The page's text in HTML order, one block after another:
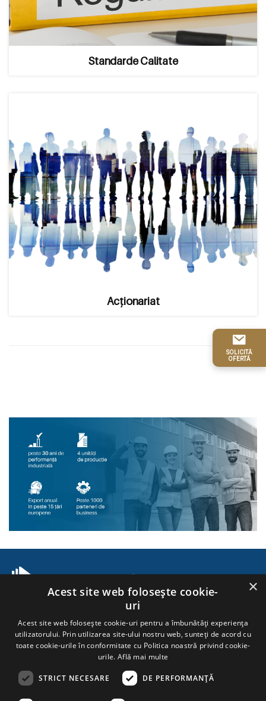
SOLICITĂ
OFERTĂ
Standarde Calitate
Acționariat
TeraSteel este un producător strategic de panouri termoizolante, profile
tehnologie avansată și expertiză tehnică construcțiile din Europa în repere
de eficiență termică și durabilitate.
Companie
Planet Passionate
Utile
Configurator Hale
Fișe Tehnice
Contact
Newsletter
×
Acest site web folosește cookie-
uri
Acest site web folosește cookie-uri pentru a îmbunătăți experiența
utilizatorului. Prin utilizarea site-ului nostru web, sunteți de acord cu
toate cookie-urile în conformitate cu Politica noastră privind cookie-
urile. Află mai multe
STRICT NECESARE DE PERFORMANȚĂ